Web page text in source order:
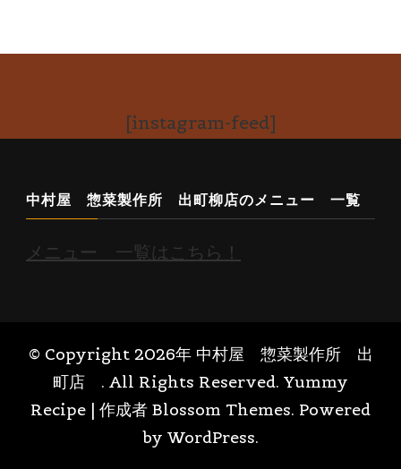
[instagram-feed]
中村屋 惣菜製作所 出町柳店のメニュー 一覧
メニュー 一覧はこちら！
© Copyright 2026年 中村屋 惣菜製作所 出
町店 . All Rights Reserved. Yummy
Recipe | 作成者 Blossom Themes. Powered
by WordPress.